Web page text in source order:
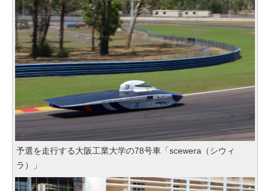
予選を走行する大阪工業大学の78号車「scewera（シウィ
ラ）」